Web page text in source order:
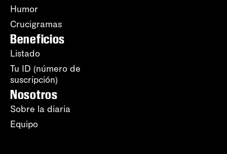
Humor
Crucigramas
Beneficios
Listado
Tu ID (número de
suscripción)
Nosotros
Sobre la diaria
Equipo